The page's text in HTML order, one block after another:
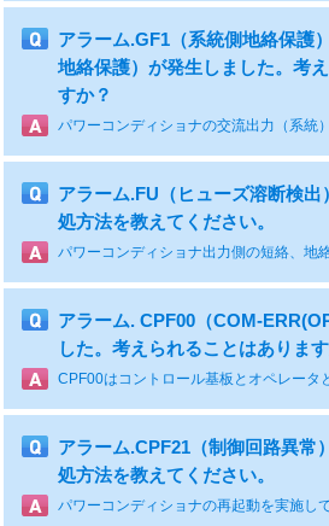
アラーム.GF1（系統側地絡保護
地絡保護）が発生しました。考
すか？
アラーム.FU（ヒューズ溶断検
処方法を教えてください。
アラーム. CPF00（COM-
した。考えられることはありま
アラーム.CPF21（制御回路異常
処方法を教えてください。